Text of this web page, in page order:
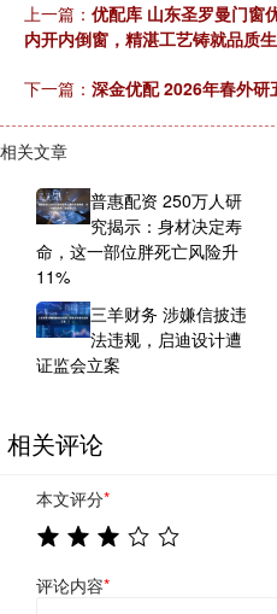
上一篇： 优配库 山东圣罗曼门窗
内开内倒窗，精湛工艺铸就品质
下一篇： 深金优配 2026年春外
相关文章
普惠配资 250万人研
究揭示：身材决定寿
命，这一部位胖死亡风险升
11%
三羊财务 涉嫌信披违
法违规，启迪设计遭
证监会立案
相关评论
本文评分*
评论内容*